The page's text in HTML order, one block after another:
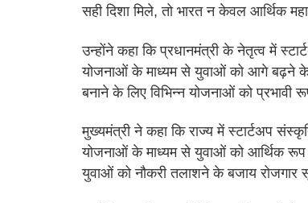
सही दिशा मिले, तो भारत न केवल आर्थिक
उन्होंने कहा कि प्रधानमंत्री के नेतृत्व में
योजनाओं के माध्यम से युवाओं को आगे बढ़ने
बनाने के लिए विभिन्न योजनाओं को प्रभावी
मुख्यमंत्री ने कहा कि राज्य में स्टार्टअप
योजनाओं के माध्यम से युवाओं को आर्थिक
युवाओं को नौकरी तलाशने के बजाय रोजगार